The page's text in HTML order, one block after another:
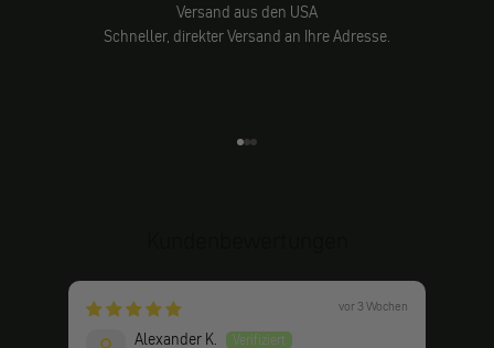
Versand aus den USA
Schneller, direkter Versand an Ihre Adresse.
vor 3 Wochen
Alexander K.